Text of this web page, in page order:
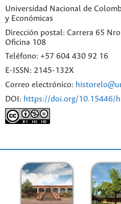
Universidad Nacional de
y Económicas
Dirección postal: Carrera 65
Oficina 108
Teléfono: +57 604 430 92 16
E-ISSN: 2145-132X
Correo electrónico:
DOI: https://doi.org/10.15446/